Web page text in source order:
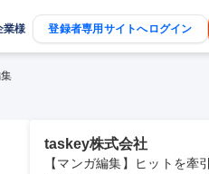
業様 登録者専用サイトへログイン
taskey株式会社
【マンガ編集】ヒットを牽